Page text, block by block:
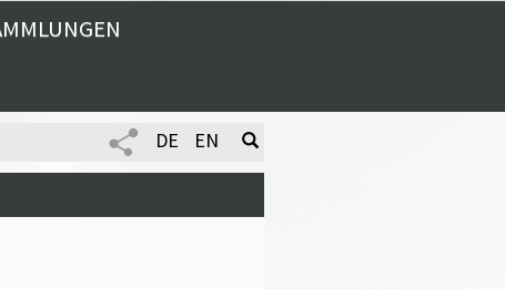
DE EN